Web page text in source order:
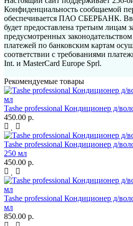
Конфиденциальность сообщаемой
обеспечивается ПАО СБЕРБАНК.
будет предоставлена третьим лицам
предусмотренных
платежей по банковским картам
соответствии с требованиями
Int. и MasterCard Europe Sprl.
Рекомендуемые товары
Tashe professional Кондиционер д/
450.00 р.
Tashe professional Кондиционер д/
250 мл
450.00 р.
Tashe professional Кондиционер д/
мл
850.00 р.